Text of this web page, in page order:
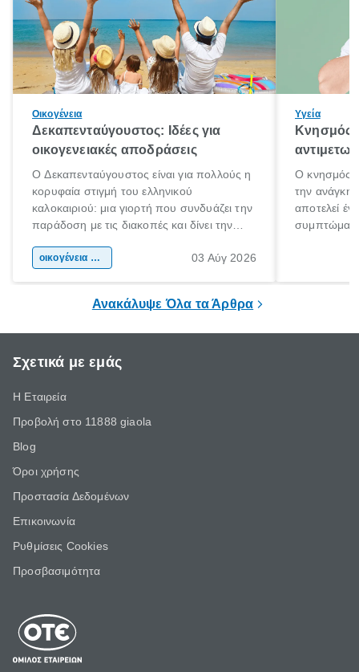
Οικογένεια
Δεκαπενταύγουστος: Ιδέες για
οικογενειακές αποδράσεις
Ο Δεκαπενταύγουστος είναι για πολλούς η
κορυφαία στιγμή του ελληνικού
καλοκαιριού: μια γιορτή που συνδυάζει την
παράδοση με τις διακοπές και δίνει την
χώρας. Είτε πρόκειται για λίγες μέρες
οικογένεια & παιδί 03 Αύγ 2026
Υγεία
Κνησμός:
Ο κνησμός
την ανάγκη
αποτελεί
Ανακάλυψε Όλα τα Άρθρα
Σχετικά με εμάς
Η Εταιρεία
Προβολή στο 11888 giaola
Blog
Όροι χρήσης
Προστασία Δεδομένων
Επικοινωνία
Ρυθμίσεις Cookies
Προσβασιμότητα